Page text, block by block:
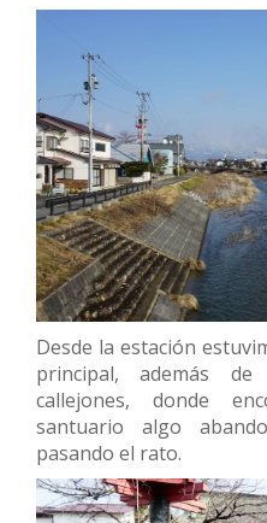
Desde la estación
principal, además
callejones, donde
santuario algo
pasando el rato.